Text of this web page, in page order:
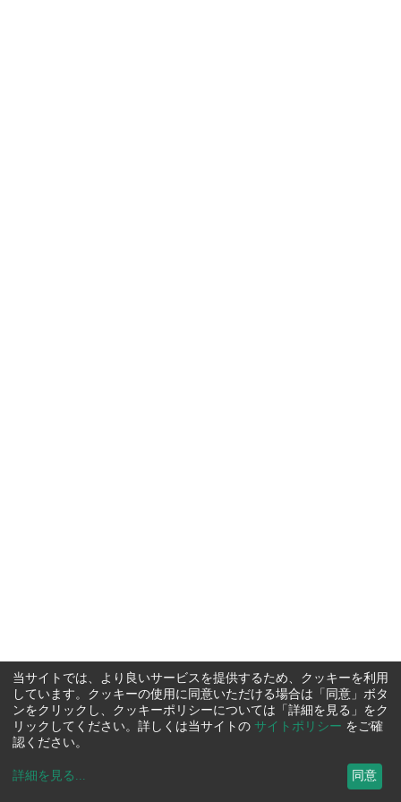
当サイトでは、より良いサービスを提供するため、クッキーを利用
しています。クッキーの使用に同意いただける場合は「同意」ボタ
ンをクリックし、クッキーポリシーについては「詳細を見る」をク
リックしてください。詳しくは当サイトの サイトポリシー をご確
認ください。
詳細を見る ... 同意